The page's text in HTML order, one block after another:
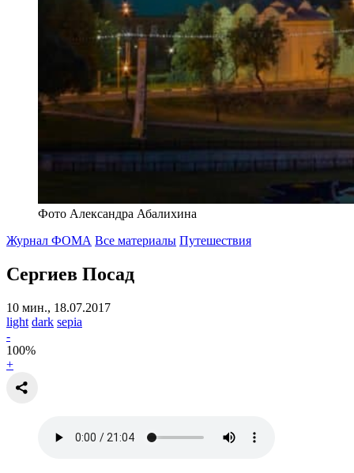
Фото Александра Абалихина
Журнал ФОМА Все материалы Путешествия
Сергиев Посад
10 мин., 18.07.2017
light dark sepia
-
100%
+